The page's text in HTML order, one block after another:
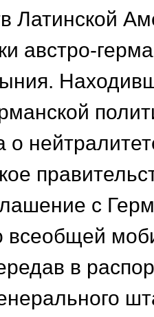
Латинской
австро-
о
с
всеобщей
в